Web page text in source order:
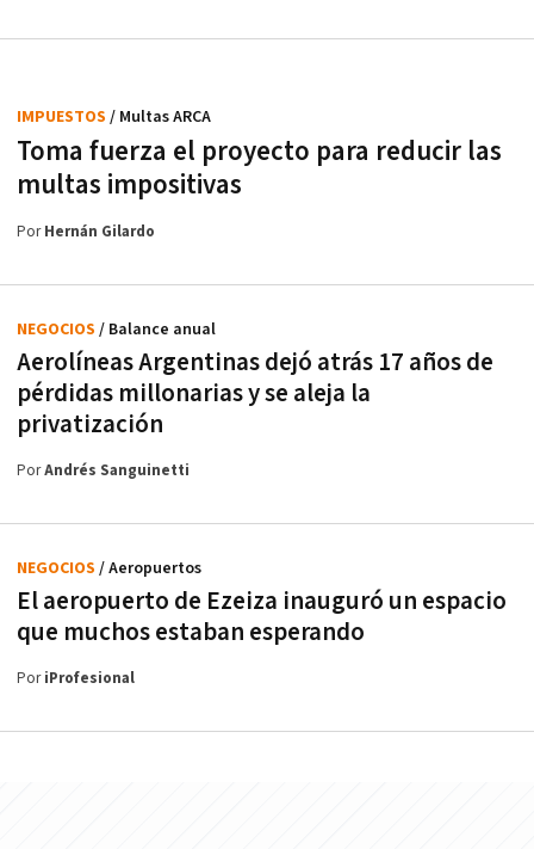
Toma fuerza el proyecto para reducir las
multas impositivas
IMPUESTOS / Multas ARCA
PorHernán Gilardo
Aerolíneas Argentinas dejó atrás 17 años de
pérdidas millonarias y se aleja la
privatización
NEGOCIOS / Balance anual
PorAndrés Sanguinetti
El aeropuerto de Ezeiza inauguró un espacio
que muchos estaban esperando
NEGOCIOS / Aeropuertos
PoriProfesional